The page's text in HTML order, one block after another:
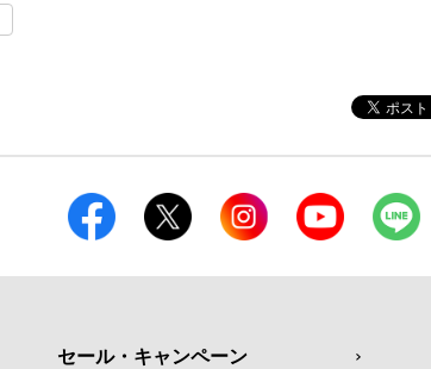
セール・キャンペーン